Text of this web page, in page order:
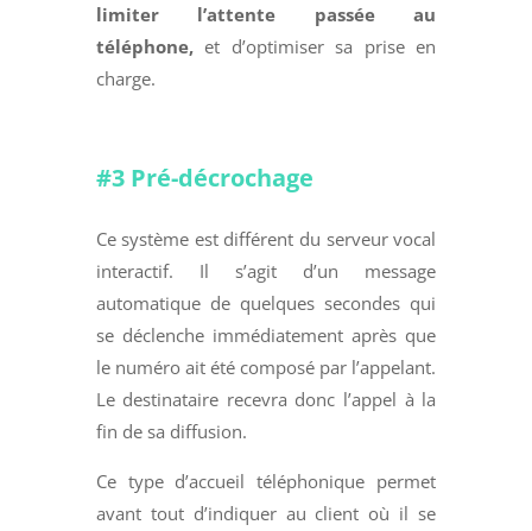
limiter l’attente passée au
téléphone,et d’optimiser sa prise en
charge.
#3 Pré-décrochage
Ce système est différent du serveur vocal
interactif. Il s’agit d’un message
automatique de quelques secondes qui
se déclenche immédiatement après que
le numéro ait été composé par l’appelant.
Le destinataire recevra donc l’appel à la
fin de sa diffusion.
Ce type d’accueil téléphonique permet
avant tout d’indiquer au client où il se